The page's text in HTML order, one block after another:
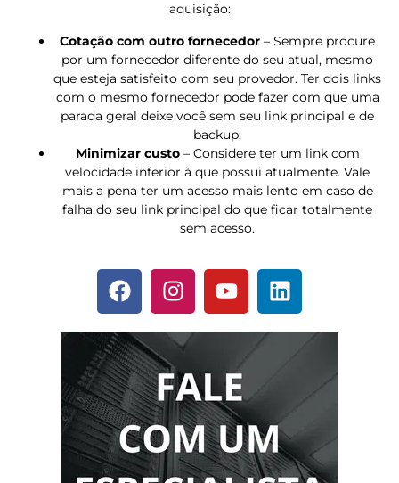
aquisição:
Cotação com outro fornecedor – Sempre procure
por um fornecedor diferente do seu atual, mesmo
que esteja satisfeito com seu provedor. Ter dois links
com o mesmo fornecedor pode fazer com que uma
parada geral deixe você sem seu link principal e de
backup;
Minimizar custo– Considere ter um link com
velocidade inferior à que possui atualmente. Vale
mais a pena ter um acesso mais lento em caso de
falha do seu link principal do que ficar totalmente
sem acesso.